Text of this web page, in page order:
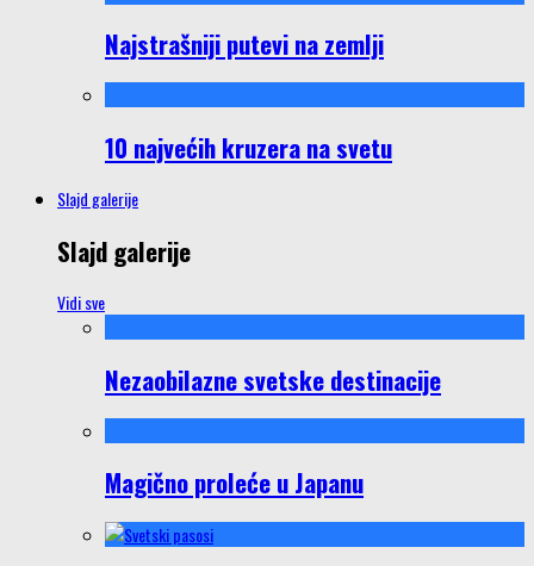
Najstrašniji putevi na zemlji
10 najvećih kruzera na svetu
Slajd galerije
Slajd galerije
Vidi sve
Nezaobilazne svetske destinacije
Magično proleće u Japanu